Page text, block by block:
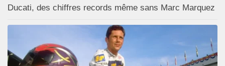
Ducati, des chiffres records même sans Marc Marquez